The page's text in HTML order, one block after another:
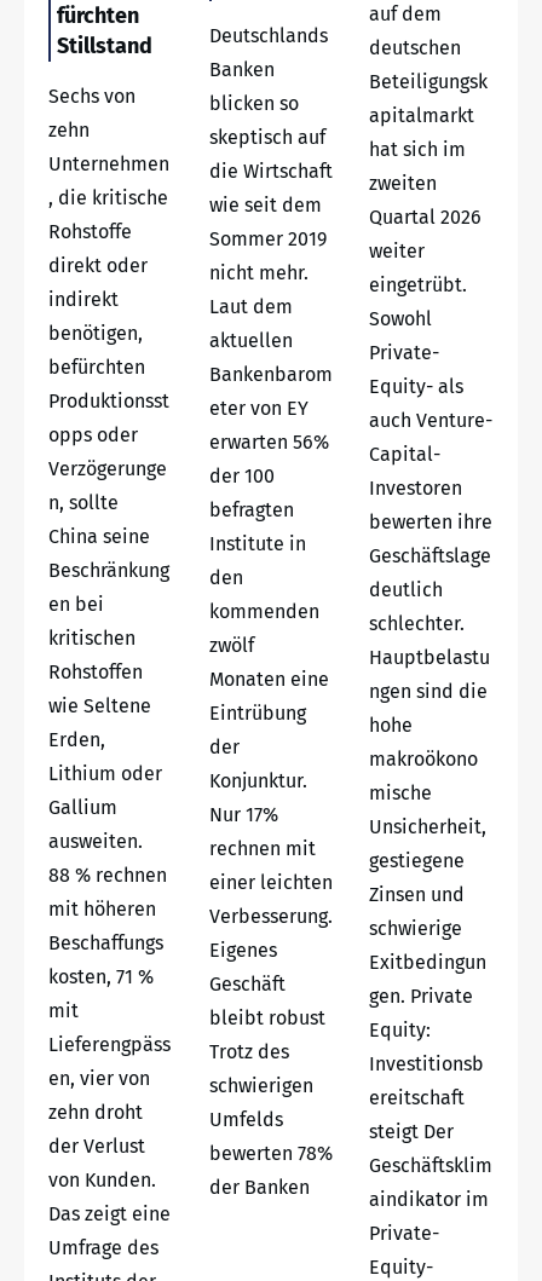
fürchten
Stillstand
Sechs von
zehn
Unternehmen
, die kritische
Rohstoffe
direkt oder
indirekt
benötigen,
befürchten
Produktionsst
opps oder
Verzögerunge
n, sollte
China seine
Beschränkung
en bei
kritischen
Rohstoffen
wie Seltene
Erden,
Lithium oder
Gallium
ausweiten.
88 % rechnen
mit höheren
Beschaffungs
kosten, 71 %
mit
Lieferengpäss
en, vier von
zehn droht
der Verlust
von Kunden.
Das zeigt eine
Umfrage des
Deutschlands
Banken
blicken so
skeptisch auf
die Wirtschaft
wie seit dem
Sommer 2019
nicht mehr.
Laut dem
aktuellen
Bankenbarom
eter von EY
erwarten 56%
der 100
befragten
Institute in
den
kommenden
zwölf
Monaten eine
Eintrübung
der
Konjunktur.
Nur 17%
rechnen mit
einer leichten
Verbesserung.
Eigenes
Geschäft
bleibt robust
Trotz des
schwierigen
Umfelds
bewerten 78%
der Banken
auf dem
deutschen
Beteiligungsk
apitalmarkt
hat sich im
zweiten
Quartal 2026
weiter
eingetrübt.
Sowohl
Private-
Equity- als
auch Venture-
Capital-
Investoren
bewerten ihre
Geschäftslage
deutlich
schlechter.
Hauptbelastu
ngen sind die
hohe
makroökono
mische
Unsicherheit,
gestiegene
Zinsen und
schwierige
Exitbedingun
gen. Private
Equity:
Investitionsb
ereitschaft
steigt Der
Geschäftsklim
aindikator im
Private-
Equity-